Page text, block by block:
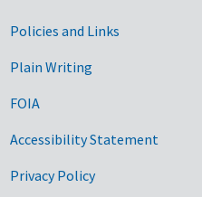
Government
Policies and Links
Plain Writing
FOIA
Accessibility Statement
Privacy Policy